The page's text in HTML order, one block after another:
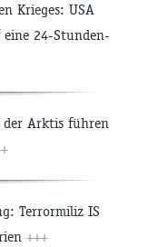
Krieges: USA
24-Stunden-
der Arktis führen
Terrormiliz IS
+++